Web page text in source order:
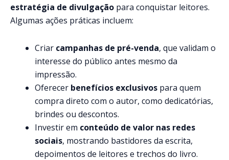
estratégia de divulgação para conquistar leitores.
Algumas ações práticas incluem:
Criar campanhas de pré-venda, que validam o
interesse do público antes mesmo da
impressão.
Oferecer benefícios exclusivos para quem
compra direto com o autor, como dedicatórias,
brindes ou descontos.
Investir em conteúdo de valor nas redes
sociais, mostrando bastidores da escrita,
depoimentos de leitores e trechos do livro.